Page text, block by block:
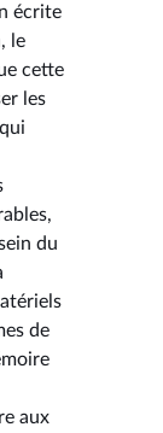
écrite
le
cette
les
du
de
aux